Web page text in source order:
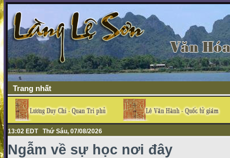
Trang nhất
13:02 EDT Thứ Sáu, 07/08/2026
Ngẫm về sự học nơi đây